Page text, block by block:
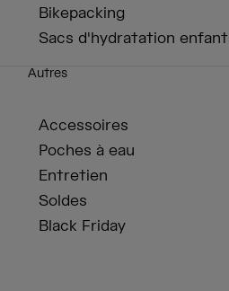
Bikepacking
Sacs d'hydratation
Autres
Accessoires
Poches à eau
Entretien
Soldes
Black Friday